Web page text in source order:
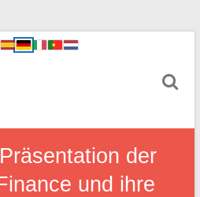
der
und ihre